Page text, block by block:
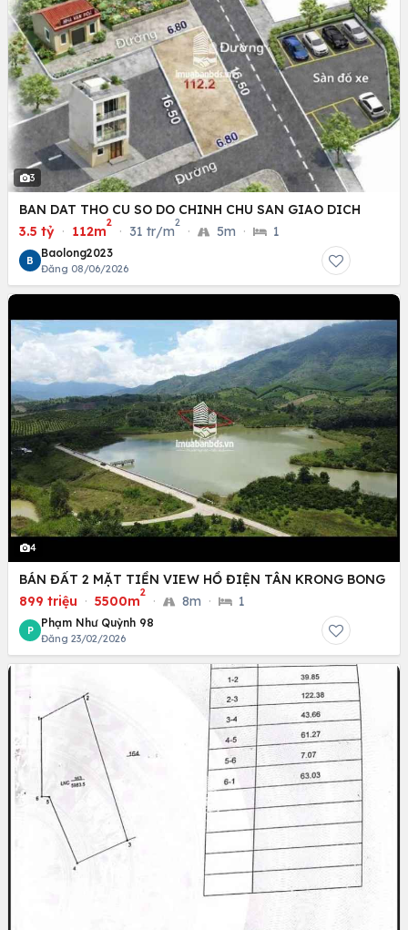
3
BAN DAT THO CU SO DO CHINH CHU SAN GIAO DICH
3.5 tỷ · 112m
2
· 31 tr/m
2
· 5m · 1
B
Baolong2023
Đăng 08/06/2026
4
BÁN ĐẤT 2 MẶT TIỀN VIEW HỒ ĐIỆN TÂN KRONG BONG
899 triệu · 5500m
2
· 8m · 1
P
Phạm Như Quỳnh 98
Đăng 23/02/2026